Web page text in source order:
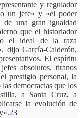
y regulador
un jefe» y «el poder
una gran igualdad
que el historiador
el ideal de la raza
dijo García-Calderón,
El espíritu
absolutos, tiranos
prestigio personal, la
democracias que los
a Santa Cruz, a
la evolución de
23